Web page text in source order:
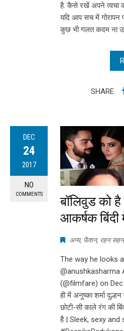
है. कैसे रखें अपने त्वचा
यदि आप सच में गोरापन
कुछ भी गलत कदम ना
SHARE
DEC
24
2017
NO
COMMENTS
बॉलिवुड को है
आकर्षक
अन्य, फैशन, रहन सहन
The way he looks
@anushkasharma
(@filmfare) on Dec
ही में अनुष्का शर्मा
छोटी-सी काले रंग की
है | Sleek, sexy and